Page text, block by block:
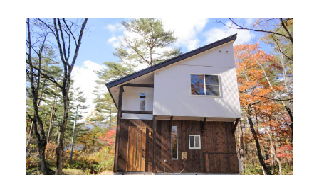
お問い合わせ
tel.0261-75-2433